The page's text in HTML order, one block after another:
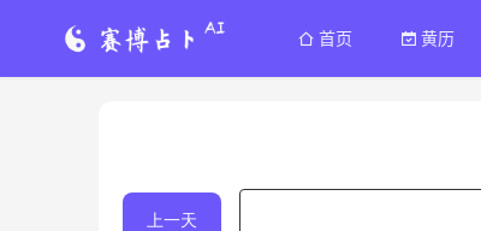
首页 黄历
上一天